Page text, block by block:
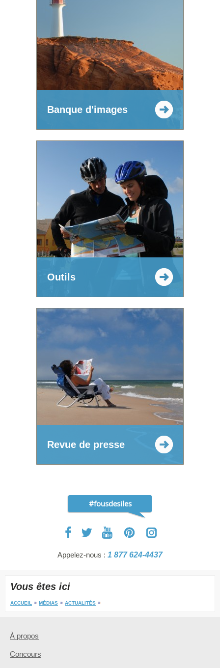
Banque d'images
Outils
Revue de presse
#fousdesiles
Appelez-nous : 1 877 624-4437
Vous êtes ici
ACCUEIL MÉDIAS ACTUALITÉS
À propos
Concours